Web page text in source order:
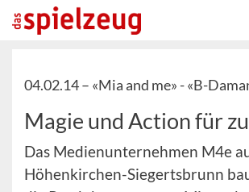
04.02.14 – «Mia and me» - «B-
Magie und Action für
Das Medienunternehmen M4e
Höhenkirchen-Siegertsbrunn